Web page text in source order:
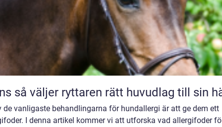
Träns så väljer ryttaren rätt huvudlag till sin
de vanligaste behandlingarna för hundallergi är att ge dem ett
I denna artikel kommer vi att utforska vad allergifoder